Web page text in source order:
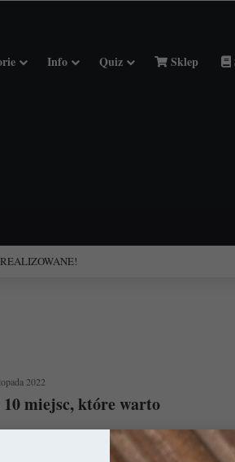
Info Quiz Sklep
2022
miejsc, które warto
dzisiejsza Francja w rzeczywistości składa